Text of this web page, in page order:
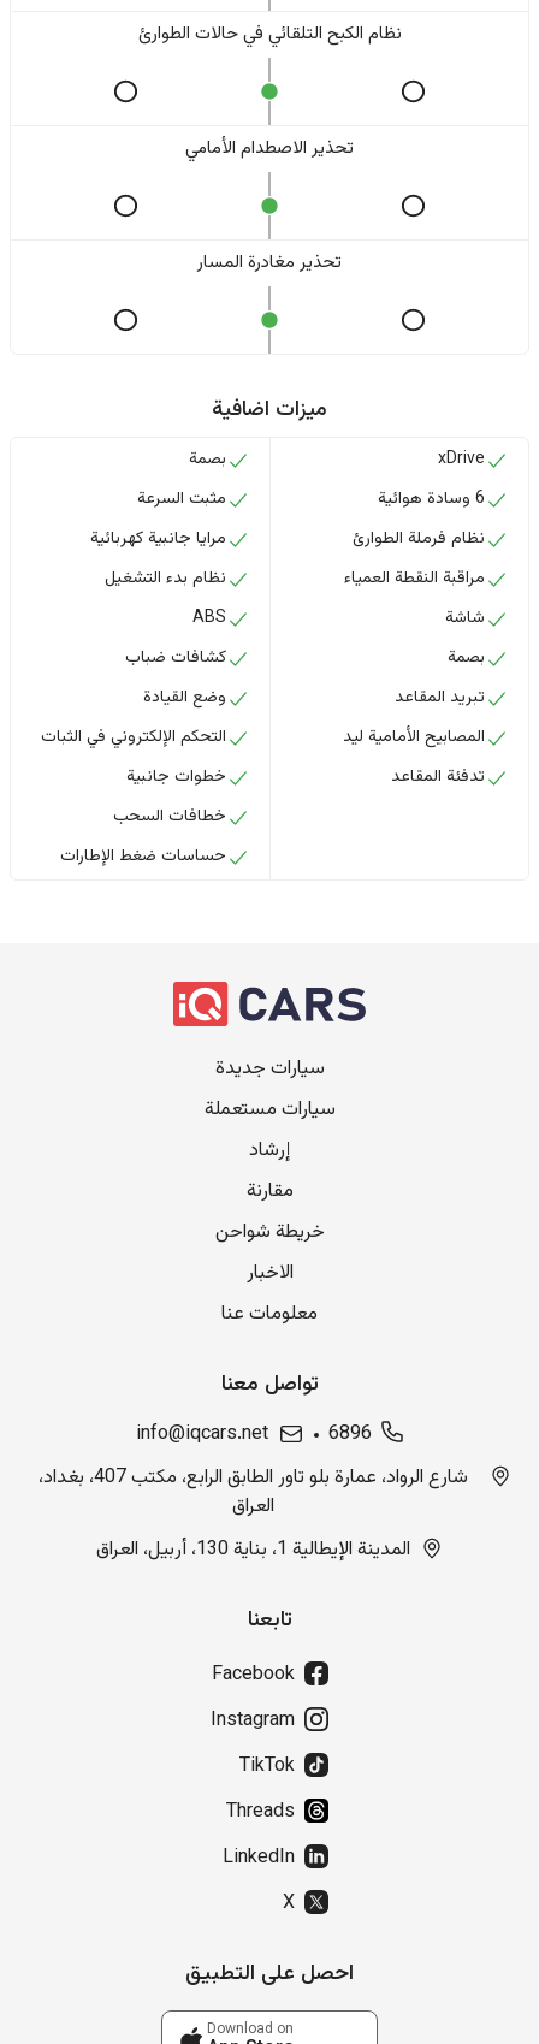
نظام الكبح التلقائي في حالات الطوارئ
تحذير الاصطدام الأمامي
تحذير مغادرة المسار
ميزات اضافية
xDrive
6 وسادة هوائية
نظام فرملة الطوارئ
مراقبة النقطة العمياء
شاشة
بصمة
تبريد المقاعد
المصابيح الأمامية ليد
تدفئة المقاعد
بصمة
مثبت السرعة
مرايا جانبية كهربائية
نظام بدء التشغيل
ABS
كشافات ضباب
وضع القيادة
التحكم الإلكتروني في الثبات
خطوات جانبية
خطافات السحب
حساسات ضغط الإطارات
سيارات جديدة
سيارات مستعملة
إرشاد
مقارنة
خريطة شواحن
الاخبار
معلومات عنا
تواصل معنا
6896
info@iqcars.net
شارع الرواد، عمارة بلو تاور الطابق الرابع، مكتب 407، بغداد،
العراق
المدينة الإيطالية 1، بناية 130، أربيل، العراق
تابعنا
Facebook
Instagram
TikTok
Threads
LinkedIn
X
احصل على التطبيق
Download on